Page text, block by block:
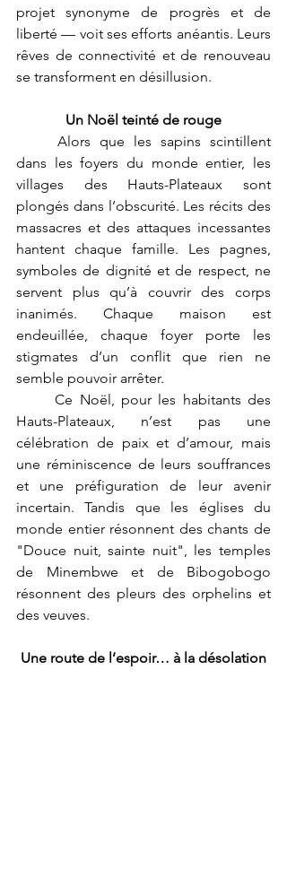
projet synonyme de progrès et de
liberté — voit ses efforts anéantis. Leurs
rêves de connectivité et de renouveau
se transforment en désillusion.
Un Noël teinté de rouge
dans les foyers du monde entier, les
villages des Hauts-Plateaux sont
plongés dans l’obscurité. Les récits des
massacres et des attaques incessantes
hantent chaque famille. Les pagnes,
symboles de dignité et de respect, ne
servent plus qu’à couvrir des corps
inanimés. Chaque maison est
endeuillée, chaque foyer porte les
stigmates d’un conflit que rien ne
semble pouvoir arrêter.
	Ce Noël, pour les habitants des
Hauts-Plateaux, n’est pas une
célébration de paix et d’amour, mais
une réminiscence de leurs souffrances
et une préfiguration de leur avenir
incertain. Tandis que les églises du
monde entier résonnent des chants de
"Douce nuit, sainte nuit", les temples
de Minembwe et de Bibogobogo
résonnent des pleurs des orphelins et
des veuves.
Une route de l’espoir… à la désolation